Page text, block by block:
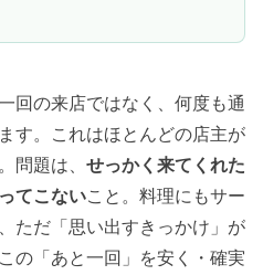
回の来店ではなく、何度も通
す。これはほとんどの店主が
問題は、 せっかく来てくれた
てこないこと。料理にもサー
ただ「思い出すきっかけ」が
の「あと一回」を安く・確実